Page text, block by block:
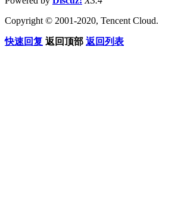
Copyright © 2001-2020, Tencent Cloud.
快速回复 返回顶部 返回列表